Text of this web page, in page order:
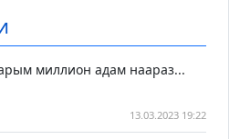
миллион адам наараз...
13.03.2023 19:22